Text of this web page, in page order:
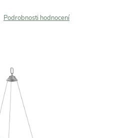
Podrobnosti hodnocení